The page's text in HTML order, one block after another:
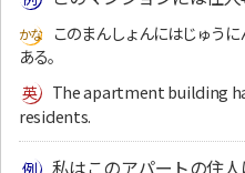
このまんしょんにはじゅう
ある。
The apartment building
residents.